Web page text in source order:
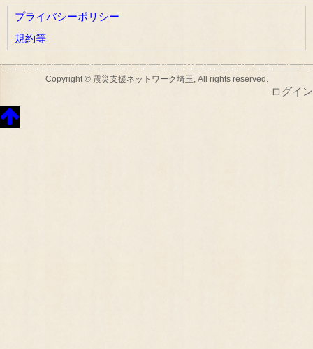
プライバシーポリシー
規約等
Copyright © 震災支援ネットワーク埼玉, All rights reserved.
ログイン